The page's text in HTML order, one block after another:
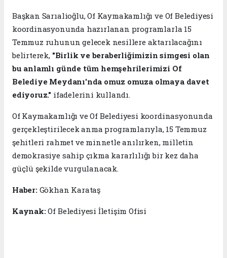
Başkan Sarıalioğlu, Of Kaymakamlığı ve Of Belediyesi
koordinasyonunda hazırlanan programlarla 15
Temmuz ruhunun gelecek nesillere aktarılacağını
belirterek, "Birlik ve beraberliğimizin simgesi olan
bu anlamlı günde tüm hemşehrilerimizi Of
Belediye Meydanı'nda omuz omuza olmaya davet
ediyoruz." ifadelerini kullandı.
Of Kaymakamlığı ve Of Belediyesi koordinasyonunda
gerçekleştirilecek anma programlarıyla, 15 Temmuz
şehitleri rahmet ve minnetle anılırken, milletin
demokrasiye sahip çıkma kararlılığı bir kez daha
güçlü şekilde vurgulanacak.
Haber: Gökhan Karataş
Kaynak:Of Belediyesi İletişim Ofisi